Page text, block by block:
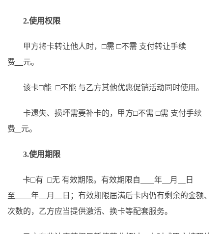
2.使用权限
甲方将卡转让他人时， □需 □不需 支付转让手续
费
元。
该卡□能 □不能 与乙方其他优惠促销活动同时使用。
卡遗失、损坏需要补卡的，甲方□不需 □需 支付手续
费
元。
3.使用期限
卡□有 □无 有效期限。 有效期限自 年 月
日
至
年 月
日；有效期限届满后卡内仍有剩余的金额、
次数的，乙方应当提供激活、换卡等配套服务。